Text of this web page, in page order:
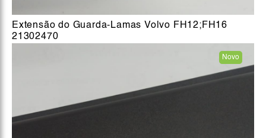
Extensão do Guarda-Lamas Volvo FH12;FH16
21302470
Novo